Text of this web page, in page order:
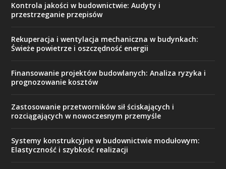
Kontrola jakości w budownictwie: Audyty i
przestrzeganie przepisów
Rekuperacja i wentylacja mechaniczna w budynkach:
Świeże powietrze i oszczędność energii
Finansowanie projektów budowlanych: Analiza ryzyka i
prognozowanie kosztów
Zastosowanie przetworników sił ściskających i
rozciągających w nowoczesnym przemyśle
Systemy konstrukcyjne w budownictwie modułowym:
Elastyczność i szybkość realizacji